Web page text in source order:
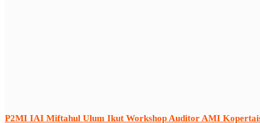
P2MI IAI Miftahul Ulum Ikut Workshop Auditor AMI